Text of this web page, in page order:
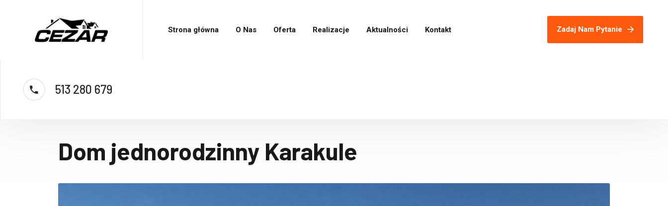
Strona główna O Nas Oferta Realizacje Aktualności Kontakt Zadaj Nam Pytanie
513 280 679
Dom jednorodzinny Karakule